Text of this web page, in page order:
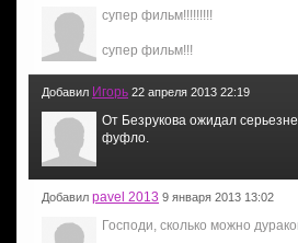
супер фильм!!!!!!!!!
cупер фильм!!!
Добавил Игорь 22 апреля 2013 22:19
От Безрукова ожидал
фуфло.
Добавил pavel 2013 9 января 2013 13:02
Господи, сколько можно